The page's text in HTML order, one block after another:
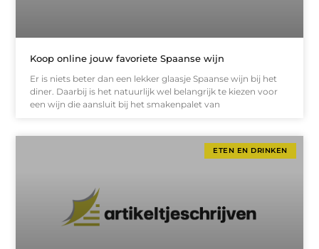
Koop online jouw favoriete Spaanse wijn
Er is niets beter dan een lekker glaasje Spaanse wijn bij het
diner. Daarbij is het natuurlijk wel belangrijk te kiezen voor
een wijn die aansluit bij het smakenpalet van
ETEN EN DRINKEN